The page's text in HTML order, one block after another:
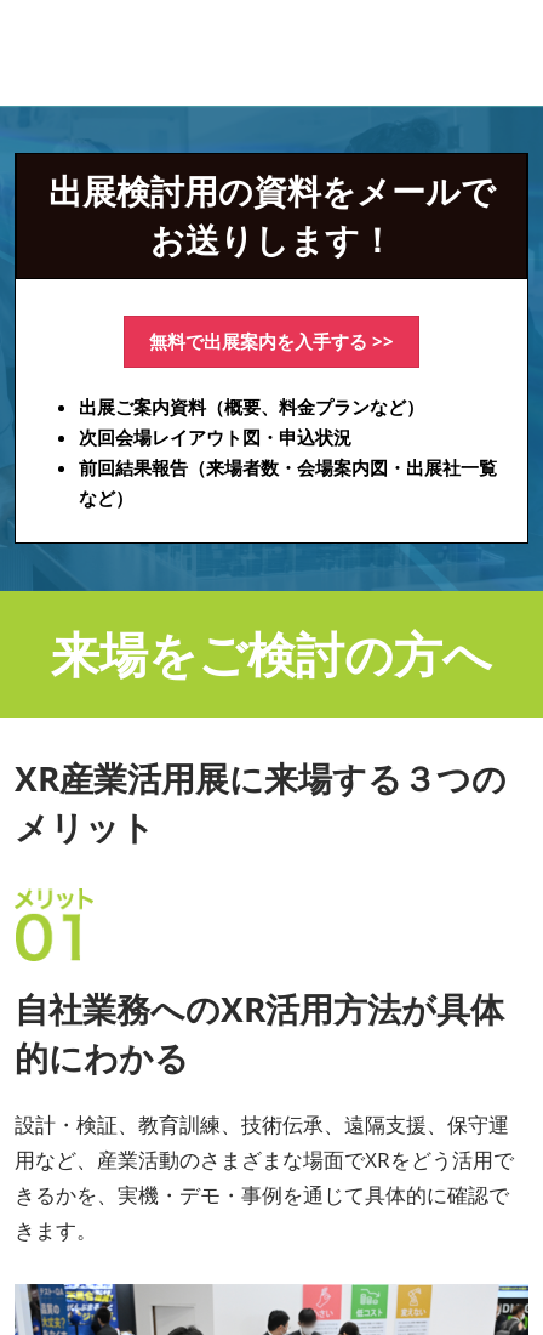
出展検討用の資料をメールで
お送りします！
無料で出展案内を入手する >>
出展ご案内資料（概要、料金プランなど）
次回会場レイアウト図・申込状況
前回結果報告（来場者数・会場案内図・出展社一覧
など）
来場をご検討の方へ
XR産業活用展に来場する３つの
メリット
自社業務へのXR活用方法が具体
的にわかる
設計・検証、教育訓練、技術伝承、遠隔支援、保守運
用など、産業活動のさまざまな場面でXRをどう活用で
きるかを、実機・デモ・事例を通じて具体的に確認で
きます。